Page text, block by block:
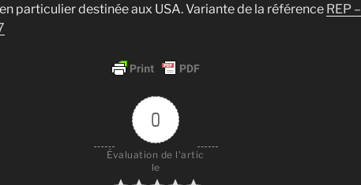
en particulier destinée aux USA. Variante de la référence REP –
0
Évaluation de l'artic
le